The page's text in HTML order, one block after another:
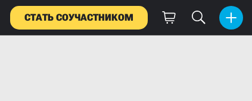
СТАТЬ СОУЧАСТНИКОМ